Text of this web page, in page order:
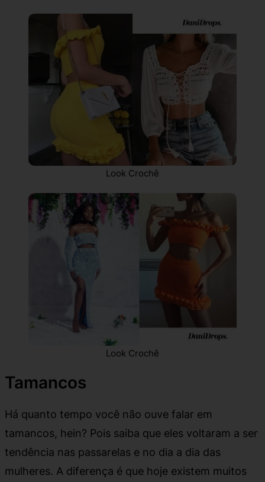
Look Crochê
Look Crochê
Tamancos
Há quanto tempo você não ouve falar em
tamancos, hein? Pois saiba que eles voltaram a ser
tendência nas passarelas e no dia a dia das
mulheres. A diferença é que hoje existem muitos